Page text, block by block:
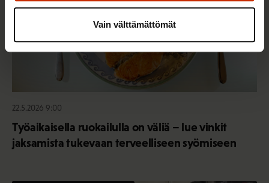
Vain välttämättömät
22.5.2026 9:00
Työaikaisella ruokailulla on väliä – lue vinkit
jaksamista tukevaan terveelliseen syömiseen